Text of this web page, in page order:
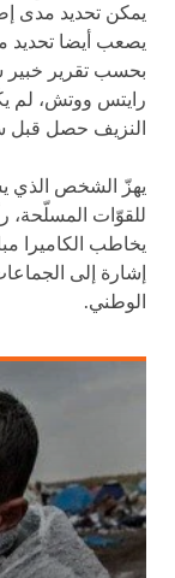
يمكن تحديد مدى
يصعب أيضا تحديد
بحسب تقرير خبير
رايتس ووتش، لم
النزيف حصل قبل
يهزّ الشخص الذي
للقوّات المسلّحة،
يخاطب الكاميرا
إشارة إلى
الوطني.